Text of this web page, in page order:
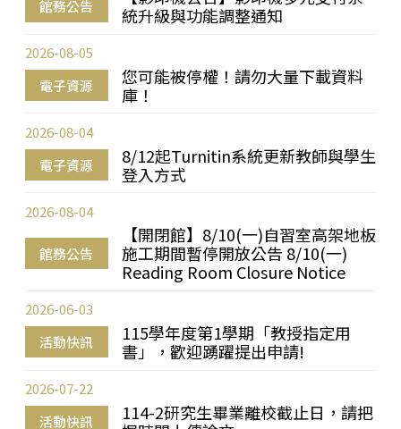
館務公告
統升級與功能調整通知
電子資源
您可能被停權！請勿大量下載資料
庫！
2026-08-05
電子資源
8/12起Turnitin系統更新教師與學生
登入方式
2026-08-04
館務公告
【開閉館】8/10(一)自習室高架地板
施工期間暫停開放公告 8/10(一)
Reading Room Closure Notice
2026-08-04
活動快訊
115學年度第1學期「教授指定用
書」，歡迎踴躍提出申請!
2026-06-03
活動快訊
114-2研究生畢業離校截止日，請把
2026-07-22